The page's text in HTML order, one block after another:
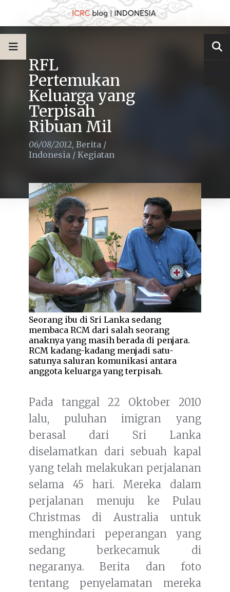
RFL
Pertemukan
Keluarga yang
Terpisah
Ribuan Mil
06/08/2012, Berita /
Indonesia / Kegiatan
Seorang ibu di Sri Lanka sedang
membaca RCM dari salah seorang
anaknya yang masih berada di penjara.
RCM kadang-kadang menjadi satu-
satunya saluran komunikasi antara
anggota keluarga yang terpisah.
Pada tanggal 22 Oktober 2010
lalu, puluhan imigran yang
berasal dari Sri Lanka
diselamatkan dari sebuah kapal
yang telah melakukan perjalanan
selama 45 hari. Mereka dalam
perjalanan menuju ke Pulau
Christmas di Australia untuk
menghindari peperangan yang
sedang berkecamuk di
negaranya. Berita dan foto
tentang penyelamatan mereka